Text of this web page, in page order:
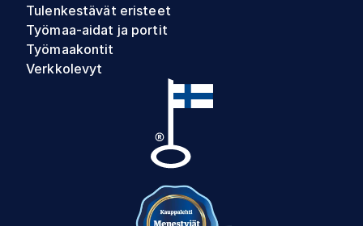
Tulenkestävät eristeet
Työmaa-aidat ja portit
Työmaakontit
Verkkolevyt